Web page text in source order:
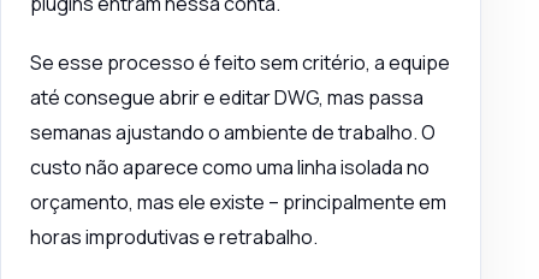
Se esse processo é feito sem critério, a equipe
até consegue abrir e editar DWG, mas passa
semanas ajustando o ambiente de trabalho. O
custo não aparece como uma linha isolada no
orçamento, mas ele existe – principalmente em
horas improdutivas e retrabalho.